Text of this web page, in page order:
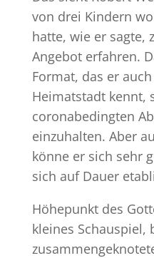
von drei Kindern
hatte, wie er sagte,
Angebot erfahren.
Format, das er
Heimatstadt kennt,
coronabedingten
einzuhalten. Aber
könne er sich sehr
sich auf Dauer
Höhepunkt des
kleines Schauspiel,